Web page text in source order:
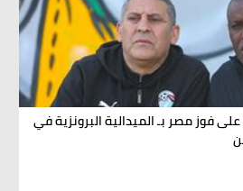
فوز مصر بـ الميدالية البرونزية في